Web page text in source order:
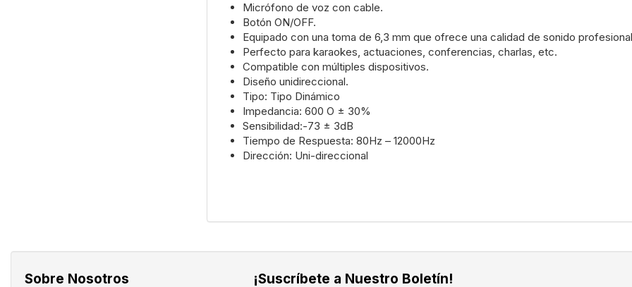
Micrófono de voz con cable.
Botón ON/OFF.
Equipado con una toma de 6,3 mm que ofrece una calidad de sonido
Perfecto para karaokes, actuaciones, conferencias, charlas, etc.
Compatible con múltiples dispositivos.
Diseño unidireccional.
Tipo: Tipo Dinámico
Impedancia: 600 O ± 30%
Sensibilidad:-73 ± 3dB
Tiempo de Respuesta: 80Hz – 12000Hz
Dirección: Uni-direccional
Sobre Nosotros ¡Suscríbete a Nuestro Boletín!